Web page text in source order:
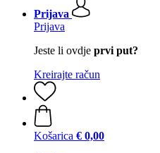
Prijava
Prijava
Jeste li ovdje prvi put?
Kreirajte račun
Košarica € 0,00